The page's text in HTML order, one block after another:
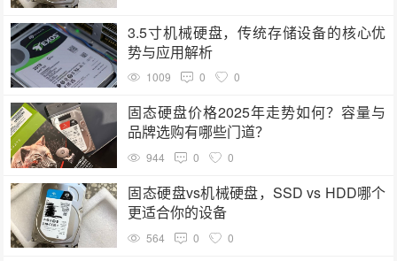
3.5寸机械硬盘，传统存储设备的核心优
势与应用解析
1009 0 0
固态硬盘价格2025年走势如何？容量与
品牌选购有哪些门道？
944 0 0
固态硬盘vs机械硬盘，SSD vs HDD哪个
更适合你的设备
564 0 0